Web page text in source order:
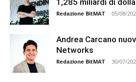
1,285 miliardi di
Redazione BitMAT - 05/08/
Andrea Carcano
Networks
Redazione BitMAT - 30/07/